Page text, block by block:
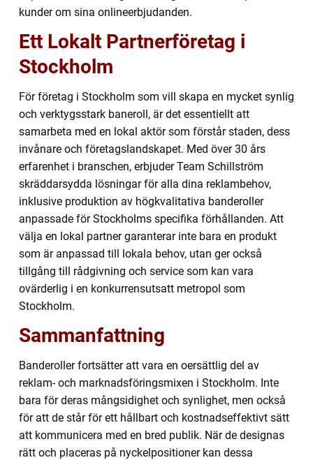
kunder om sina onlineerbjudanden.
Ett Lokalt Partnerföretag i
Stockholm
För företag i Stockholm som vill skapa en mycket synlig
och verktygsstark baneroll, är det essentiellt att
samarbeta med en lokal aktör som förstår staden, dess
invånare och företagslandskapet. Med över 30 års
erfarenhet i branschen, erbjuder Team Schillström
skräddarsydda lösningar för alla dina reklambehov,
inklusive produktion av högkvalitativa banderoller
anpassade för Stockholms specifika förhållanden. Att
välja en lokal partner garanterar inte bara en produkt
som är anpassad till lokala behov, utan ger också
tillgång till rådgivning och service som kan vara
ovärderlig i en konkurrensutsatt metropol som
Stockholm.
Sammanfattning
Banderoller fortsätter att vara en oersättlig del av
reklam- och marknadsföringsmixen i Stockholm. Inte
bara för deras mångsidighet och synlighet, men också
för att de står för ett hållbart och kostnadseffektivt sätt
att kommunicera med en bred publik. När de designas
rätt och placeras på nyckelpositioner kan dessa